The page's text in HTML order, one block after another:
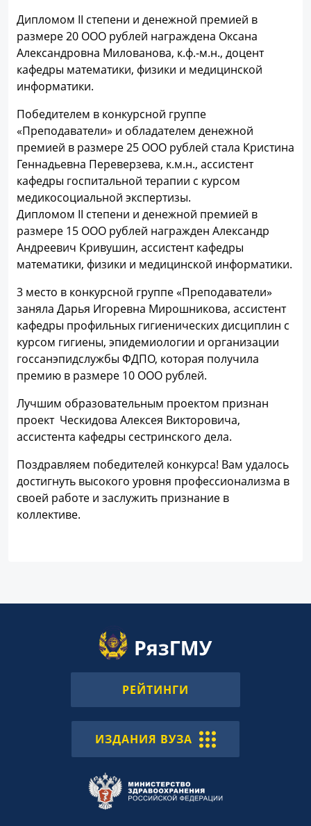
Дипломом II степени и денежной премией в
размере 20 ООО рублей награждена Оксана
Александровна Милованова, к.ф.-м.н., доцент
кафедры математики, физики и медицинской
информатики.
Победителем в конкурсной группе
«Преподаватели» и обладателем денежной
премией в размере 25 ООО рублей стала Кристина
Геннадьевна Переверзева, к.м.н., ассистент
кафедры госпитальной терапии с курсом
медикосоциальной экспертизы.
Дипломом II степени и денежной премией в
размере 15 ООО рублей награжден Александр
Андреевич Кривушин, ассистент кафедры
математики, физики и медицинской информатики.
3 место в конкурсной группе «Преподаватели»
заняла Дарья Игоревна Мирошникова, ассистент
кафедры профильных гигиенических дисциплин с
курсом гигиены, эпидемиологии и организации
госсанэпидслужбы ФДПО, которая получила
премию в размере 10 ООО рублей.
Лучшим образовательным проектом признан
проект Ческидова Алексея Викторовича,
ассистента кафедры сестринского дела.
Поздравляем победителей конкурса! Вам удалось
достигнуть высокого уровня профессионализма в
своей работе и заслужить признание в
коллективе.
РЕЙТИНГИ
ИЗДАНИЯ ВУЗА